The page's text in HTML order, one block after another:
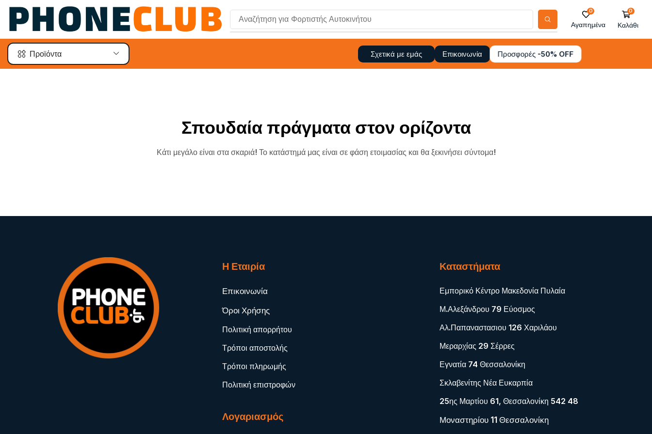
Αναζήτηση για Φορτιστής Αυτοκινήτου
0
Αγαπημένα
0
Καλάθι
Προϊόντα Σχετικά με εμάς Επικοινωνία Προσφορές -50% OFF
Σπουδαία πράγματα στον ορίζοντα
Κάτι μεγάλο είναι στα σκαριά! Το κατάστημά μας είναι σε φάση ετοιμασίας και θα ξεκινήσει σύντομα!
Η Εταιρία
Επικοινωνία
Όροι Χρήσης
Πολιτική απορρήτου
Τρόποι αποστολής
Τρόποι πληρωμής
Πολιτική επιστροφών
Λογαριασμός
Καταστήματα
Εμπορικό Κέντρο Μακεδονία Πυλαία
Μ.Αλεξάνδρου 79 Εύοσμος
Αλ.Παπαναστασιου 126 Χαριλάου
Μεραρχίας 29 Σέρρες
Εγνατία 74 Θεσσαλονίκη
Σκλαβενίτης Νέα Ευκαρπία
25ης Μαρτίου 61, Θεσσαλονίκη 542 48
Μοναστηρίου 11 Θεσσαλονίκη